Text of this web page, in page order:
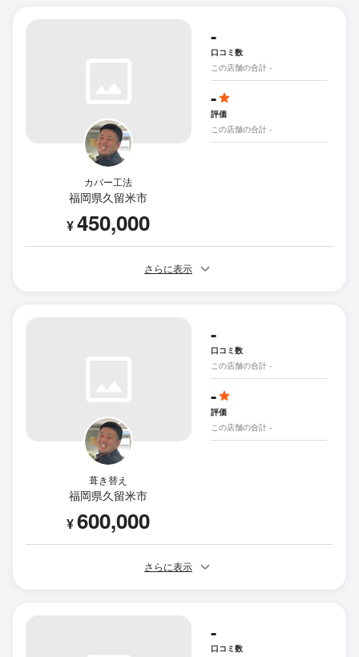
カバー工法
福岡県久留米市
¥450,000
-
口コミ数
この店舗の合計 -
-
評価
この店舗の合計 -
さらに表示
葺き替え
福岡県久留米市
¥600,000
-
口コミ数
この店舗の合計 -
-
評価
この店舗の合計 -
さらに表示
-
口コミ数